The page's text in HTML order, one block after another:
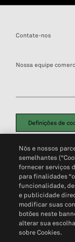
Contate-nos
Nossa equipe
Definições de
Política de
Não Venda Minhas
Nós e nossos
semelhantes
fornecer serviços
para finalidades
funcionalidade,
e publicidade
modificar suas
botões neste
alterar sua
sobre Cookies.